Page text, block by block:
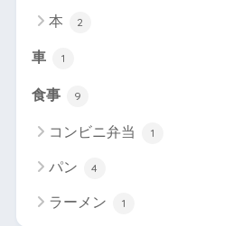
本 2
車 1
食事 9
コンビニ弁当 1
パン 4
ラーメン 1